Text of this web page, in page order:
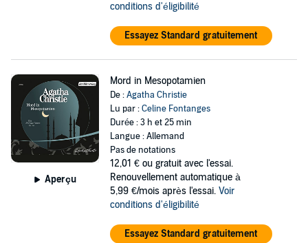
conditions d'éligibilité
Essayez Standard gratuitement
Aperçu
Mord in Mesopotamien
De :Agatha Christie
Lu par :Celine Fontanges
Durée : 3 h et 25 min
Langue : Allemand
Pas de notations
12,01 € ou gratuit avec l'essai.
Renouvellement automatique à
5,99 €/mois après l'essai. Voir
conditions d'éligibilité
Essayez Standard gratuitement